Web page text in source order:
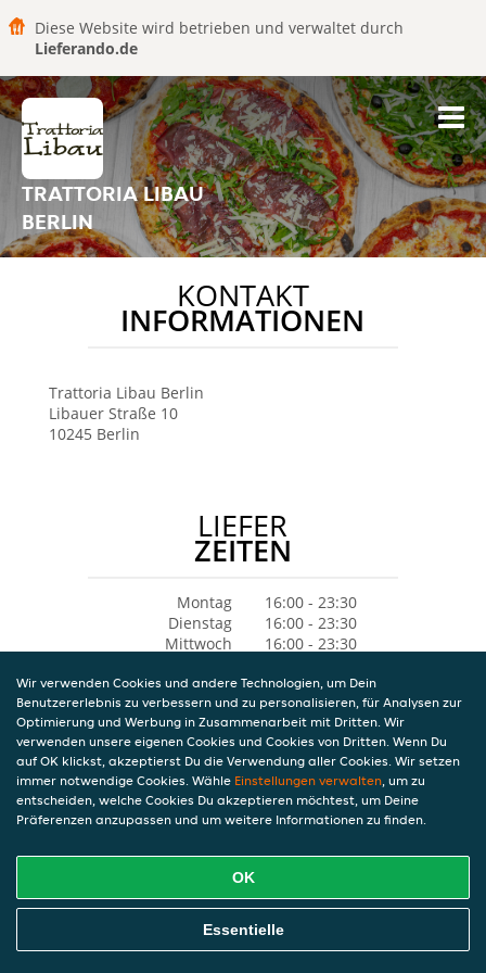
Diese Website wird betrieben und verwaltet durch
Lieferando.de
TRATTORIA LIBAU
BERLIN
KONTAKT
INFORMATIONEN
Trattoria Libau Berlin
Libauer Straße 10
10245 Berlin
LIEFER
ZEITEN
Montag
16:00 - 23:30
Dienstag
16:00 - 23:30
Mittwoch
16:00 - 23:30
Freitag
16:00 - 23:30
Samstag
16:00 - 23:30
Sonntag
16:00 - 23:30
Wir verwenden Cookies und andere Technologien, um Dein
Benutzererlebnis zu verbessern und zu personalisieren, für Analysen zur
Optimierung und Werbung in Zusammenarbeit mit Dritten. Wir
verwenden unsere eigenen Cookies und Cookies von Dritten. Wenn Du
auf OK klickst, akzeptierst Du die Verwendung aller Cookies. Wir setzen
immer notwendige Cookies. Wähle Einstellungen verwalten, um zu
entscheiden, welche Cookies Du akzeptieren möchtest, um Deine
Präferenzen anzupassen und um weitere Informationen zu finden.
OK
Essentielle